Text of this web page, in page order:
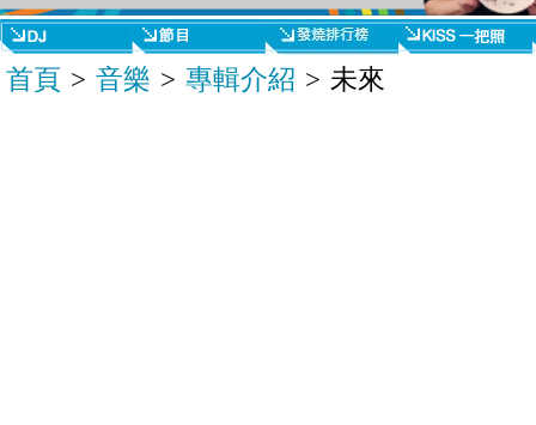
首頁 > 音樂 > 專輯介紹 > 未來